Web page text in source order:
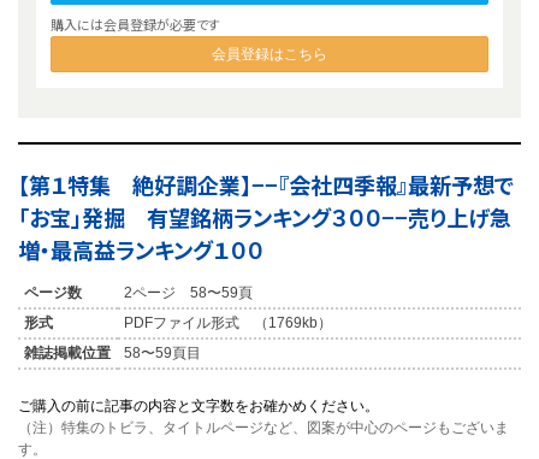
購入には会員登録が必要です
会員登録はこちら
【第１特集 絶好調企業】−−『会社四季報』最新予想で
「お宝」発掘 有望銘柄ランキング３００−−売り上げ急
増・最高益ランキング１００
ページ数
2ページ 58〜59頁
形式
PDFファイル形式 （1769kb）
雑誌掲載位置
58〜59頁目
ご購入の前に記事の内容と文字数をお確かめください。
（注）特集のトビラ、タイトルページなど、図案が中心のページもございま
す。